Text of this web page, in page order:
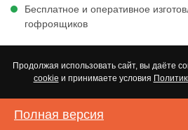
Бесплатное и оперативное
гофроящиков
Продолжая использовать сайт, вы даёте
cookie и принимаете условия
Полная версия